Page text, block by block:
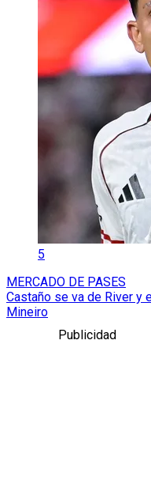
5
MERCADO DE PASES
Castaño se va de River y
Mineiro
Publicidad